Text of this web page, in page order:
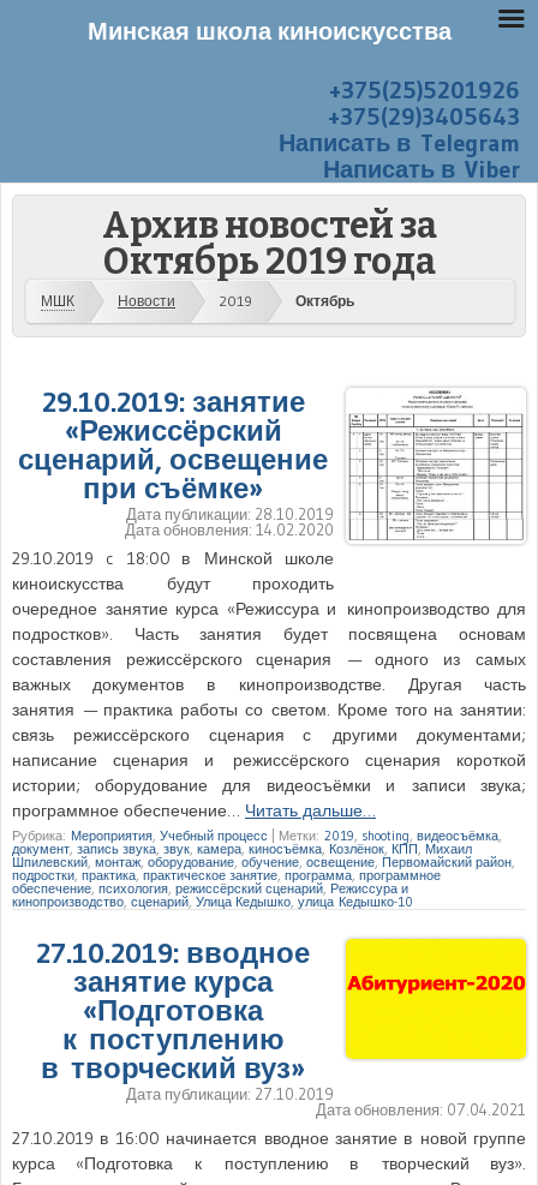
+375(25)5201926
+375(29)3405643
Написать в Telegram
Написать в Viber
Архив новостей за
Октябрь 2019 года
МШК Новости 2019 Октябрь
29.10.2019: занятие
«Режиссёрский
сценарий, освещение
при съёмке»
Дата публикации: 28.10.2019
Дата обновления: 14.02.2020
29.10.2019 c 18:00 в Минской школе
киноискусства будут проходить
очередное занятие курса «Режиссура и кинопроизводство для
подростков». Часть занятия будет посвящена основам
составления режиссёрского сценария — одного из самых
важных документов в кинопроизводстве. Другая часть
занятия — практика работы со светом. Кроме того на занятии:
связь режиссёрского сценария с другими документами;
написание сценария и режиссёрского сценария короткой
истории; оборудование для видеосъёмки и записи звука;
программное обеспечение… Читать дальше…
Рубрика: Мероприятия Учебный процесс Метки: 2019 shooting видеосъёмка
документ запись звука звук камера ,киносъёмка Козлёнок КПП Михаил
Шпилевский монтаж оборудование обучение освещение Первомайский район
подростки практика ,практическое занятие программа программное
обеспечение психология режиссёрский сценарий Режиссура и
кинопроизводство сценарий Улица Кедышко улица Кедышко-10
27.10.2019: вводное
занятие курса
«Подготовка
к поступлению
в творческий вуз»
Дата публикации: 27.10.2019
Дата обновления: 07.04.2021
27.10.2019 в 16:00 начинается вводное занятие в новой группе
курса «Подготовка к поступлению в творческий вуз».
Минская школа киноискусства